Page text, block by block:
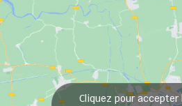
Cliquez pour accepter